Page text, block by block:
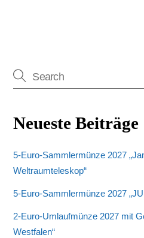
Neueste Beiträge
5-Euro-Sammlermünze 2027
Weltraumteleskop“
5-Euro-Sammlermünze 2027
2-Euro-Umlaufmünze 2027 mit
Westfalen“